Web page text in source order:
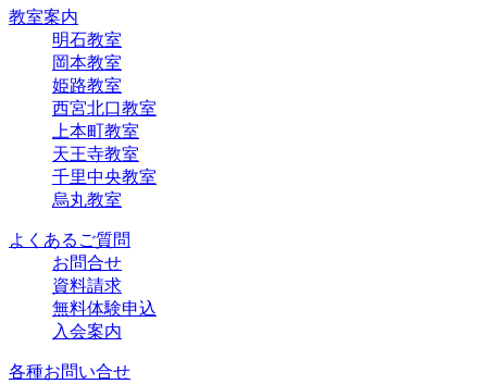
教室案内
明石教室
岡本教室
姫路教室
西宮北口教室
上本町教室
天王寺教室
千里中央教室
烏丸教室
よくあるご質問
お問合せ
資料請求
無料体験申込
入会案内
各種お問い合せ